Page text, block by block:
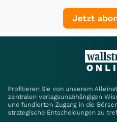
Jetzt
Profitieren Sie von unserem
zentralen verlagsunabhängigen
und fundierten Zugang in die
strategische Entscheidungen zu